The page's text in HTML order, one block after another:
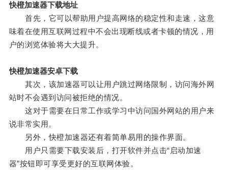
快橙加速器下载地址
首先，它可以帮助用户提高网络的稳定性和走速，这意
味着在使用互联网过程中不会出现断线或者卡顿的情况，用
户的浏览体验将大大提升。
快橙加速器安卓下载
其次，该加速器可以让用户跳过网络限制，访问海外网
站时不会遇到访问被拒绝的情况。
这对于需要在日常工作或学习中访问国外网站的用户来
说非常实用。
另外，快橙加速器还有着简单易用的操作界面。
用户只需要下载安装后，打开软件并点击“启动加速
器”按钮即可享受更好的互联网体验。